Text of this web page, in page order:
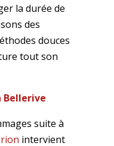
la durée de
des
douces
tout son
Bellerive
suite à
intervient